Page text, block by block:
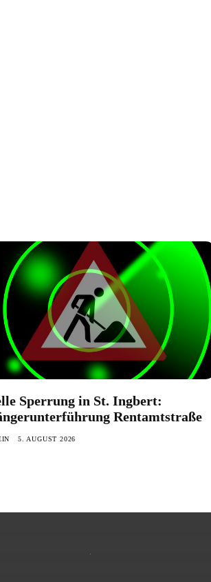
Sperrung in St. Ingbert:
Rentamtstraße
5. AUGUST 2026